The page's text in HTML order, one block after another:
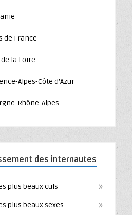
de France
de la Loire
Alpes-Côte d’Azur
Rhône-Alpes
des internautes
plus beaux culs »
plus beaux sexes »